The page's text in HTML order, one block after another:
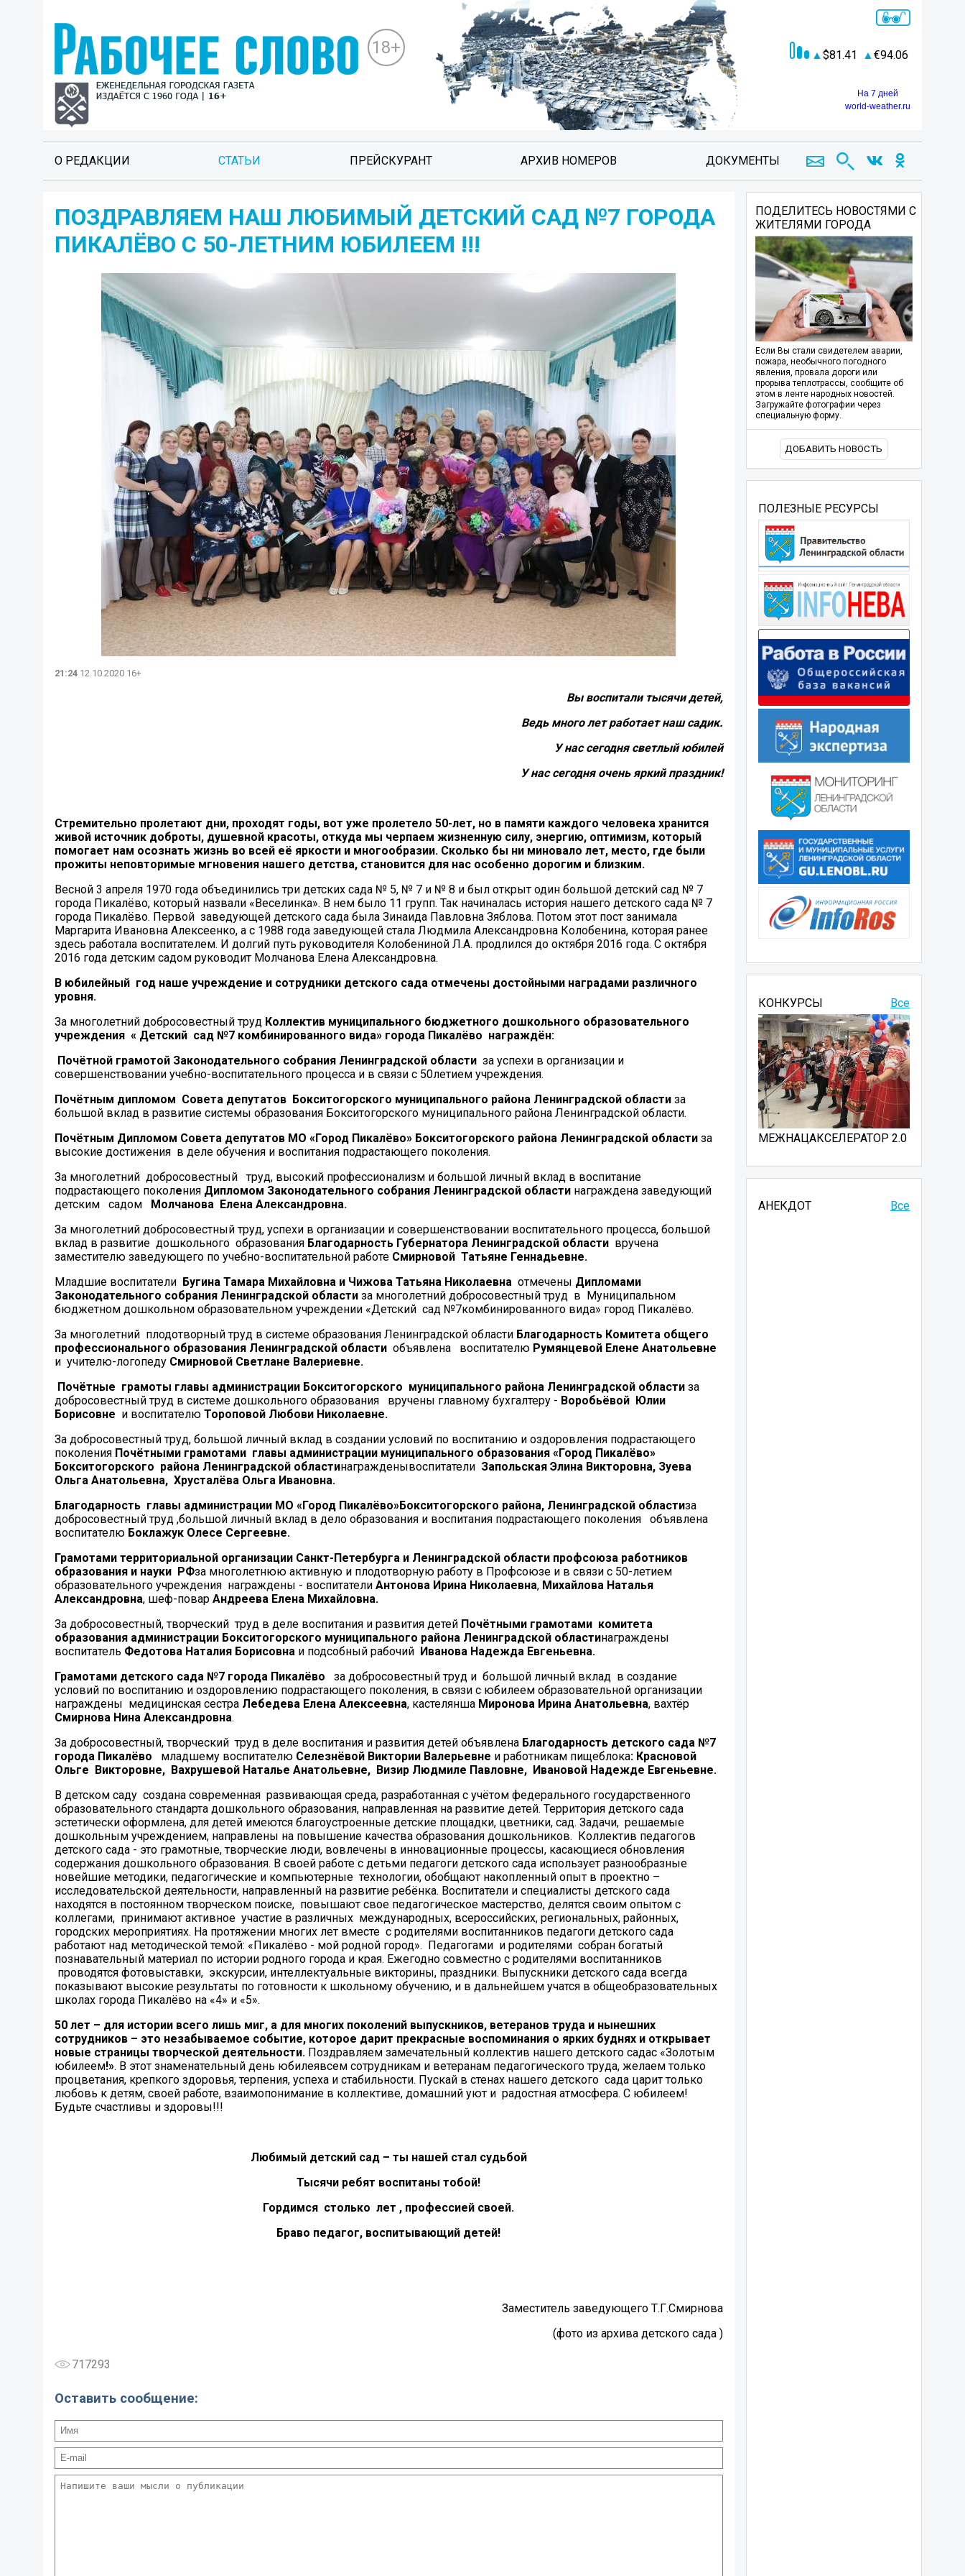
18+ 81.41 94.06
На 7 дней
world-weather.ru
О РЕДАКЦИИ СТАТЬИ ПРЕЙСКУРАНТ АРХИВ НОМЕРОВ ДОКУМЕНТЫ
ПОЗДРАВЛЯЕМ НАШ ЛЮБИМЫЙ ДЕТСКИЙ САД №7 ГОРОДА
ПИКАЛЁВО С 50-ЛЕТНИМ ЮБИЛЕЕМ !!!
21:24 12.10.2020 16+
Вы воспитали тысячи детей,
Ведь много лет работает наш садик.
У нас сегодня светлый юбилей
У нас сегодня очень яркий праздник!
Стремительно пролетают дни, проходят годы, вот уже пролетело 50-лет, но в памяти каждого человека хранится
живой источник доброты, душевной красоты, откуда мы черпаем жизненную силу, энергию, оптимизм, который
помогает нам осознать жизнь во всей её яркости и многообразии. Сколько бы ни миновало лет, место, где были
прожиты неповторимые мгновения нашего детства, становится для нас особенно дорогим и близким.
Весной 3 апреля 1970 года объединились три детских сада № 5, № 7 и № 8 и был открыт один большой детский сад № 7
города Пикалёво, который назвали «Веселинка». В нем было 11 групп. Так начиналась история нашего детского сада № 7
города Пикалёво. Первой заведующей детского сада была Зинаида Павловна Зяблова. Потом этот пост занимала
Маргарита Ивановна Алексеенко, а с 1988 года заведующей стала Людмила Александровна Колобенина, которая ранее
здесь работала воспитателем. И долгий путь руководителя Колобениной Л.А. продлился до октября 2016 года. С октября
2016 года детским садом руководит Молчанова Елена Александровна.
В юбилейный год наше учреждение и сотрудники детского сада отмечены достойными наградами различного
уровня.
За многолетний добросовестный труд Коллектив муниципального бюджетного дошкольного образовательного
учреждения « Детский сад №7 комбинированного вида» города Пикалёво награждён:
Почётной грамотой Законодательного собрания Ленинградской области за успехи в организации и
совершенствовании учебно-воспитательного процесса и в связи с 50летием учреждения.
Почётным дипломом Совета депутатов Бокситогорского муниципального района Ленинградской области за
большой вклад в развитие системы образования Бокситогорского муниципального района Ленинградской области.
Почётным Дипломом Совета депутатов МО «Город Пикалёво» Бокситогорского района Ленинградской области за
высокие достижения в деле обучения и воспитания подрастающего поколения.
За многолетний добросовестный труд, высокий профессионализм и большой личный вклад в воспитание
подрастающего поколения Дипломом Законодательного собрания Ленинградской области награждена заведующий
детским садом Молчанова Елена Александровна.
За многолетний добросовестный труд, успехи в организации и совершенствовании воспитательного процесса, большой
вклад в развитие дошкольного образования Благодарность Губернатора Ленинградской области вручена
заместителю заведующего по учебно-воспитательной работе Смирновой Татьяне Геннадьевне.
Младшие воспитатели Бугина Тамара Михайловна и Чижова Татьяна Николаевна отмечены Дипломами
Законодательного собрания Ленинградской области за многолетний добросовестный труд в Муниципальном
бюджетном дошкольном образовательном учреждении «Детский сад №7комбинированного вида» город Пикалёво.
За многолетний плодотворный труд в системе образования Ленинградской области Благодарность Комитета общего
профессионального образования Ленинградской области объявлена воспитателю Румянцевой Елене Анатольевне
и учителю-логопеду Смирновой Светлане Валериевне.
Почётные грамоты главы администрации Бокситогорского муниципального района Ленинградской области за
добросовестный труд в системе дошкольного образования вручены главному бухгалтеру - Воробьёвой Юлии
Борисовне и воспитателю Тороповой Любови Николаевне.
За добросовестный труд, большой личный вклад в создании условий по воспитанию и оздоровления подрастающего
поколения Почётными грамотами главы администрации муниципального образования «Город Пикалёво»
Бокситогорского района Ленинградской областинагражденывоспитатели Запольская Элина Викторовна, Зуева
Ольга Анатольевна, Хрусталёва Ольга Ивановна.
Благодарность главы администрации МО «Город Пикалёво»Бокситогорского района, Ленинградской областиза
добросовестный труд ,большой личный вклад в дело образования и воспитания подрастающего поколения объявлена
воспитателю Боклажук Олесе Сергеевне.
Грамотами территориальной организации Санкт-Петербурга и Ленинградской области профсоюза работников
образования и науки РФза многолетнюю активную и плодотворную работу в Профсоюзе и в связи с 50-летием
образовательного учреждения награждены - воспитатели Антонова Ирина Николаевна, Михайлова Наталья
Александровна, шеф-повар Андреева Елена Михайловна.
За добросовестный, творческий труд в деле воспитания и развития детей Почётными грамотами комитета
образования администрации Бокситогорского муниципального района Ленинградской областинаграждены
воспитатель Федотова Наталия Борисовна и подсобный рабочий Иванова Надежда Евгеньевна.
Грамотами детского сада №7 города Пикалёво
за добросовестный труд и большой личный вклад в создание
условий по воспитанию и оздоровлению подрастающего поколения, в связи с юбилеем образовательной организации
награждены медицинская сестра Лебедева Елена Алексеевна, кастелянша Миронова Ирина Анатольевна, вахтёр
Смирнова Нина Александровна.
За добросовестный, творческий труд в деле воспитания и развития детей объявлена Благодарность детского сада №7
города Пикалёво
младшему воспитателю Селезнёвой Виктории Валерьевне и работникам пищеблока: Красновой
Ольге Викторовне, Вахрушевой Наталье Анатольевне, Визир Людмиле Павловне, Ивановой Надежде Евгеньевне.
В детском саду создана современная развивающая среда, разработанная с учётом федерального государственного
образовательного стандарта дошкольного образования, направленная на развитие детей. Территория детского сада
эстетически оформлена, для детей имеются благоустроенные детские площадки, цветники, сад. Задачи, решаемые
дошкольным учреждением, направлены на повышение качества образования дошкольников. Коллектив педагогов
детского сада - это грамотные, творческие люди, вовлечены в инновационные процессы, касающиеся обновления
содержания дошкольного образования. В своей работе с детьми педагоги детского сада использует разнообразные
новейшие методики, педагогические и компьютерные технологии, обобщают накопленный опыт в проектно –
исследовательской деятельности, направленный на развитие ребёнка. Воспитатели и специалисты детского сада
находятся в постоянном творческом поиске, повышают свое педагогическое мастерство, делятся своим опытом с
коллегами, принимают активное участие в различных международных, всероссийских, региональных, районных,
городских мероприятиях. На протяжении многих лет вместе с родителями воспитанников педагоги детского сада
работают над методической темой: «Пикалёво - мой родной город». Педагогами и родителями собран богатый
познавательный материал по истории родного города и края. Ежегодно совместно с родителями воспитанников
проводятся фотовыставки, экскурсии, интеллектуальные викторины, праздники. Выпускники детского сада всегда
показывают высокие результаты по готовности к школьному обучению, и в дальнейшем учатся в общеобразовательных
школах города Пикалёво на «4» и «5».
50 лет – для истории всего лишь миг, а для многих поколений выпускников, ветеранов труда и нынешних
сотрудников – это незабываемое событие, которое дарит прекрасные воспоминания о ярких буднях и открывает
новые страницы творческой деятельности. Поздравляем замечательный коллектив нашего детского садас «Золотым
юбилеем!». В этот знаменательный день юбилеявсем сотрудникам и ветеранам педагогического труда, желаем только
процветания, крепкого здоровья, терпения, успеха и стабильности. Пускай в стенах нашего детского сада царит только
любовь к детям, своей работе, взаимопонимание в коллективе, домашний уют и радостная атмосфера. С юбилеем!
Будьте счастливы и здоровы!!!
Любимый детский сад – ты нашей стал судьбой
Тысячи ребят воспитаны тобой!
Гордимся столько лет , профессией своей.
Браво педагог, воспитывающий детей!
Заместитель заведующего Т.Г.Смирнова
(фото из архива детского сада )
717293
Оставить сообщение:
ПОДЕЛИТЕСЬ НОВОСТЯМИ С
ЖИТЕЛЯМИ ГОРОДА
Если Вы стали свидетелем аварии,
пожара, необычного погодного
явления, провала дороги или
прорыва теплотрассы, сообщите об
этом в ленте народных новостей.
Загружайте фотографии через
специальную форму.
ДОБАВИТЬ НОВОСТЬ
ПОЛЕЗНЫЕ РЕСУРСЫ
Все
КОНКУРСЫ
МЕЖНАЦАКСЕЛЕРАТОР 2.0
АНЕКДОТ Все